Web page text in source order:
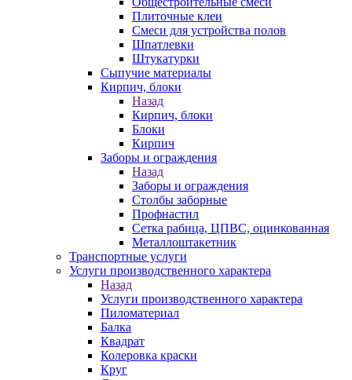
Плиточные клеи
Смеси для устройства полов
Шпатлевки
Штукатурки
Сыпучие материалы
Кирпич, блоки
Назад
Кирпич, блоки
Блоки
Кирпич
Заборы и ограждения
Назад
Заборы и ограждения
Столбы заборные
Профнастил
Сетка рабица, ЦПВС, оцинкованная
Металлоштакетник
Транспортные услуги
Услуги производственного характера
Назад
Услуги производственного характера
Пиломатериал
Балка
Квадрат
Колеровка краски
Круг